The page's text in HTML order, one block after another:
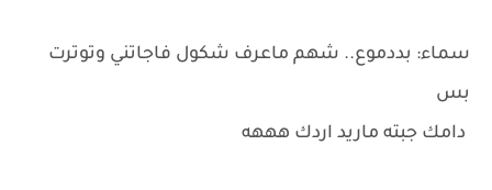
سماء: بددموع.. شهم ماعرف شكول فاجاتني وتوترت
بس
دامك جبته ماريد اردك هههه